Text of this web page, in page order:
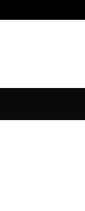
to